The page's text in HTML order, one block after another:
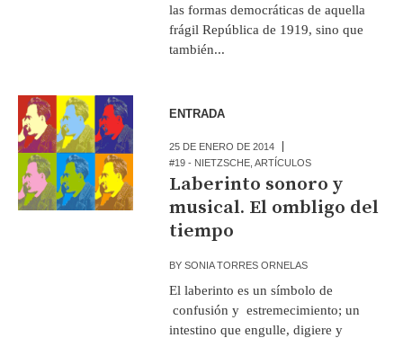
las formas democráticas de aquella
frágil República de 1919, sino que
también...
ENTRADA
25 DE ENERO DE 2014
#19 - NIETZSCHE ,ARTÍCULOS
Laberinto sonoro y
musical. El ombligo del
tiempo
BYSONIA TORRES ORNELAS
El laberinto es un símbolo de
confusión y estremecimiento; un
intestino que engulle, digiere y